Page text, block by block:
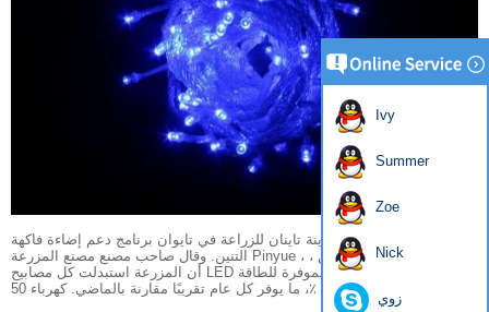
مقدمة: قدم مكتب مدينة تاينان للزراعة في تايوان برنامج دعم إضاءة فاكهة
التنين. وقال صاحب مصنع مصنع المزرعة Pinyue ، الذي زرع نوع فاكهة التنين ،
أن المزرعة استبدلت كل مصابيح LED الموفرة للطاقة التقليدية الموفرة للطاقة
، ما يوفر كل عام تقريبًا مقارنة بالماضي. كهرباء 50٪
Ivy
Summer
Zoe
Nick
زوي